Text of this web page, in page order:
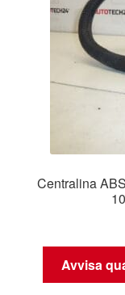
Termini e
Centralina
Avvisa